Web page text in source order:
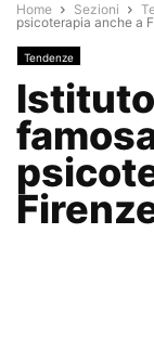
Home Sezioni
psicoterapia anche a
Tendenze